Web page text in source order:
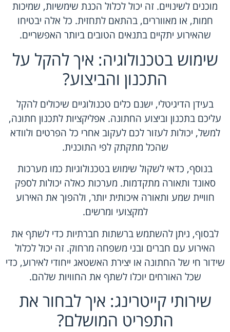
מוכנים לשינויים. זה יכול לכלול הכנת שימשיות, שמיכות
חמות, או מאווררים, בהתאם לתחזית. כל אלה יבטיחו
שהאירוע יתקיים בתנאים הטובים ביותר האפשריים.
שימוש בטכנולוגיה: איך להקל על
התכנון והביצוע?
בעידן הדיגיטלי, ישנם כלים טכנולוגיים שיכולים להקל
עליכם בתכנון וביצוע החתונה. אפליקציות לתכנון חתונה,
למשל, יכולות לעזור לכם לעקוב אחרי כל הפרטים ולוודא
שהכל מתקתק לפי התוכנית.
בנוסף, כדאי לשקול שימוש בטכנולוגיות כמו מערכות
סאונד ותאורה מתקדמות. מערכות כאלה יכולות לספק
חוויית שמע ותאורה איכותית יותר, ולהפוך את האירוע
למקצועי ומרשים.
לבסוף, ניתן להשתמש ברשתות חברתיות כדי לשתף את
האירוע עם חברים ובני משפחה מרחוק. זה יכול לכלול
שידור חי של החתונה או יצירת האשטאג ייחודי לאירוע, כדי
שכל האורחים יוכלו לשתף את החוויות שלהם.
שירותי קייטרינג: איך לבחור את
התפריט המושלם?